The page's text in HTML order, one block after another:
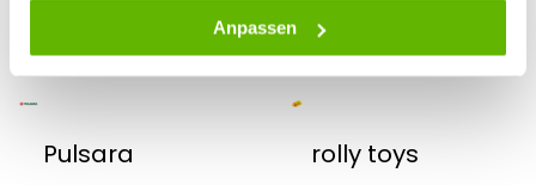
Anpassen PowerPac
Pulsara rolly toys